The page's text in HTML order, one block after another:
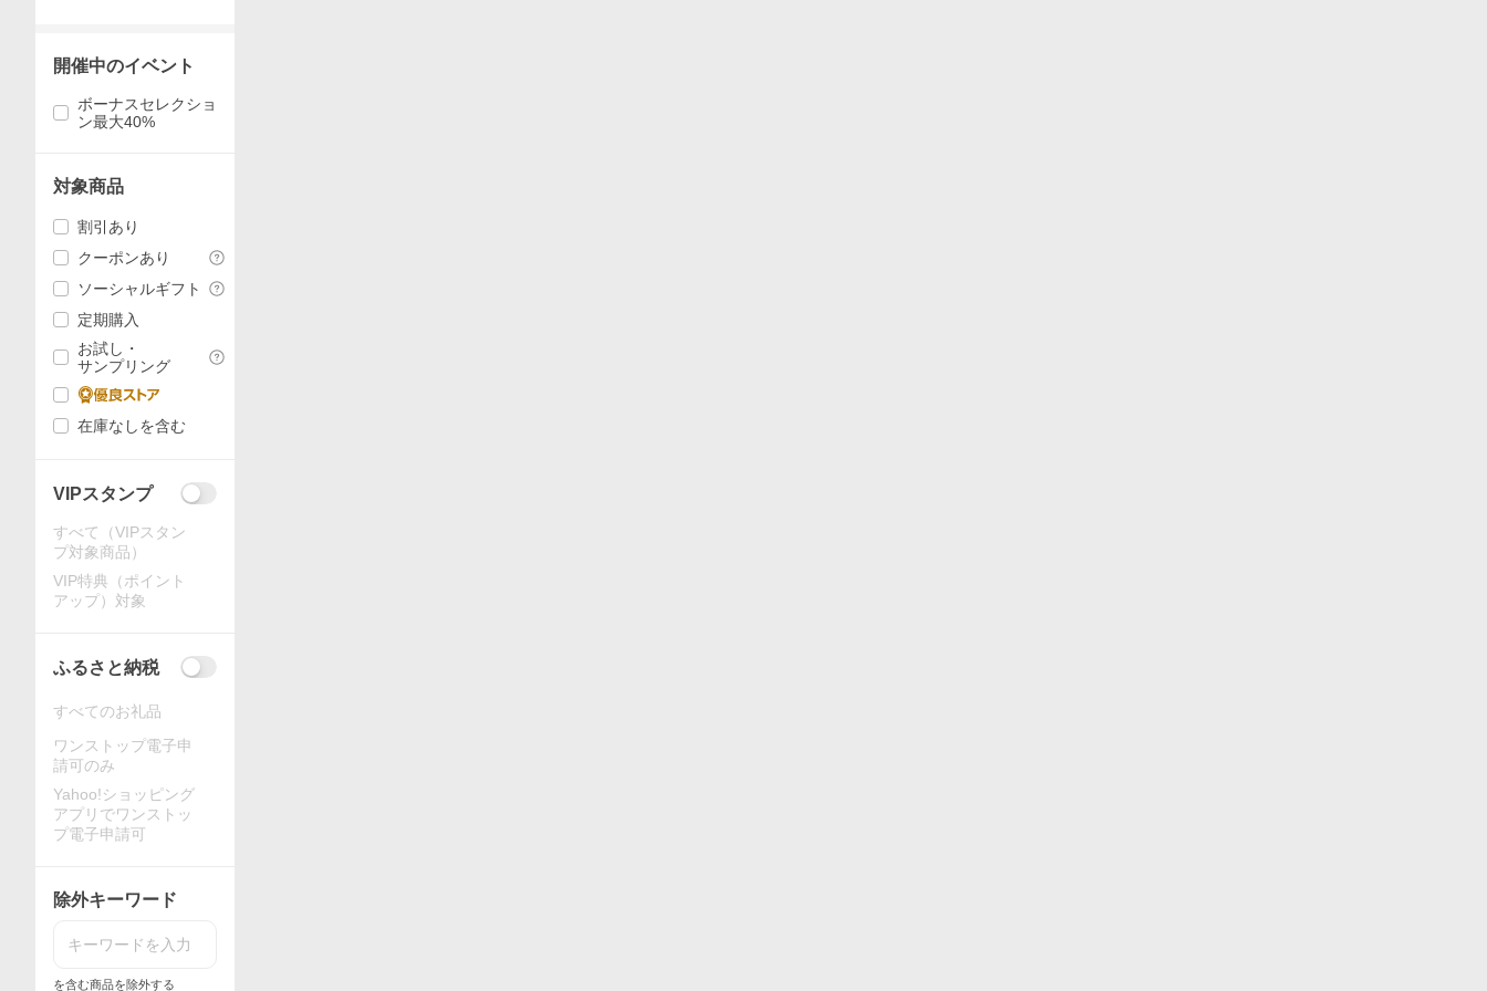
開催中のイベント
ボーナスセレクショ
ン最大40%
対象商品
割引あり
クーポンあり
ソーシャルギフト
定期購入
お試し・
サンプリング
在庫なしを含む
VIPスタンプ
すべて（VIPスタン
プ対象商品）
VIP特典（ポイント
アップ）対象
ふるさと納税
すべてのお礼品
ワンストップ電子申
請可のみ
Yahoo!ショッピング
アプリでワンストッ
プ電子申請可
除外キーワード
を含む商品を除外する